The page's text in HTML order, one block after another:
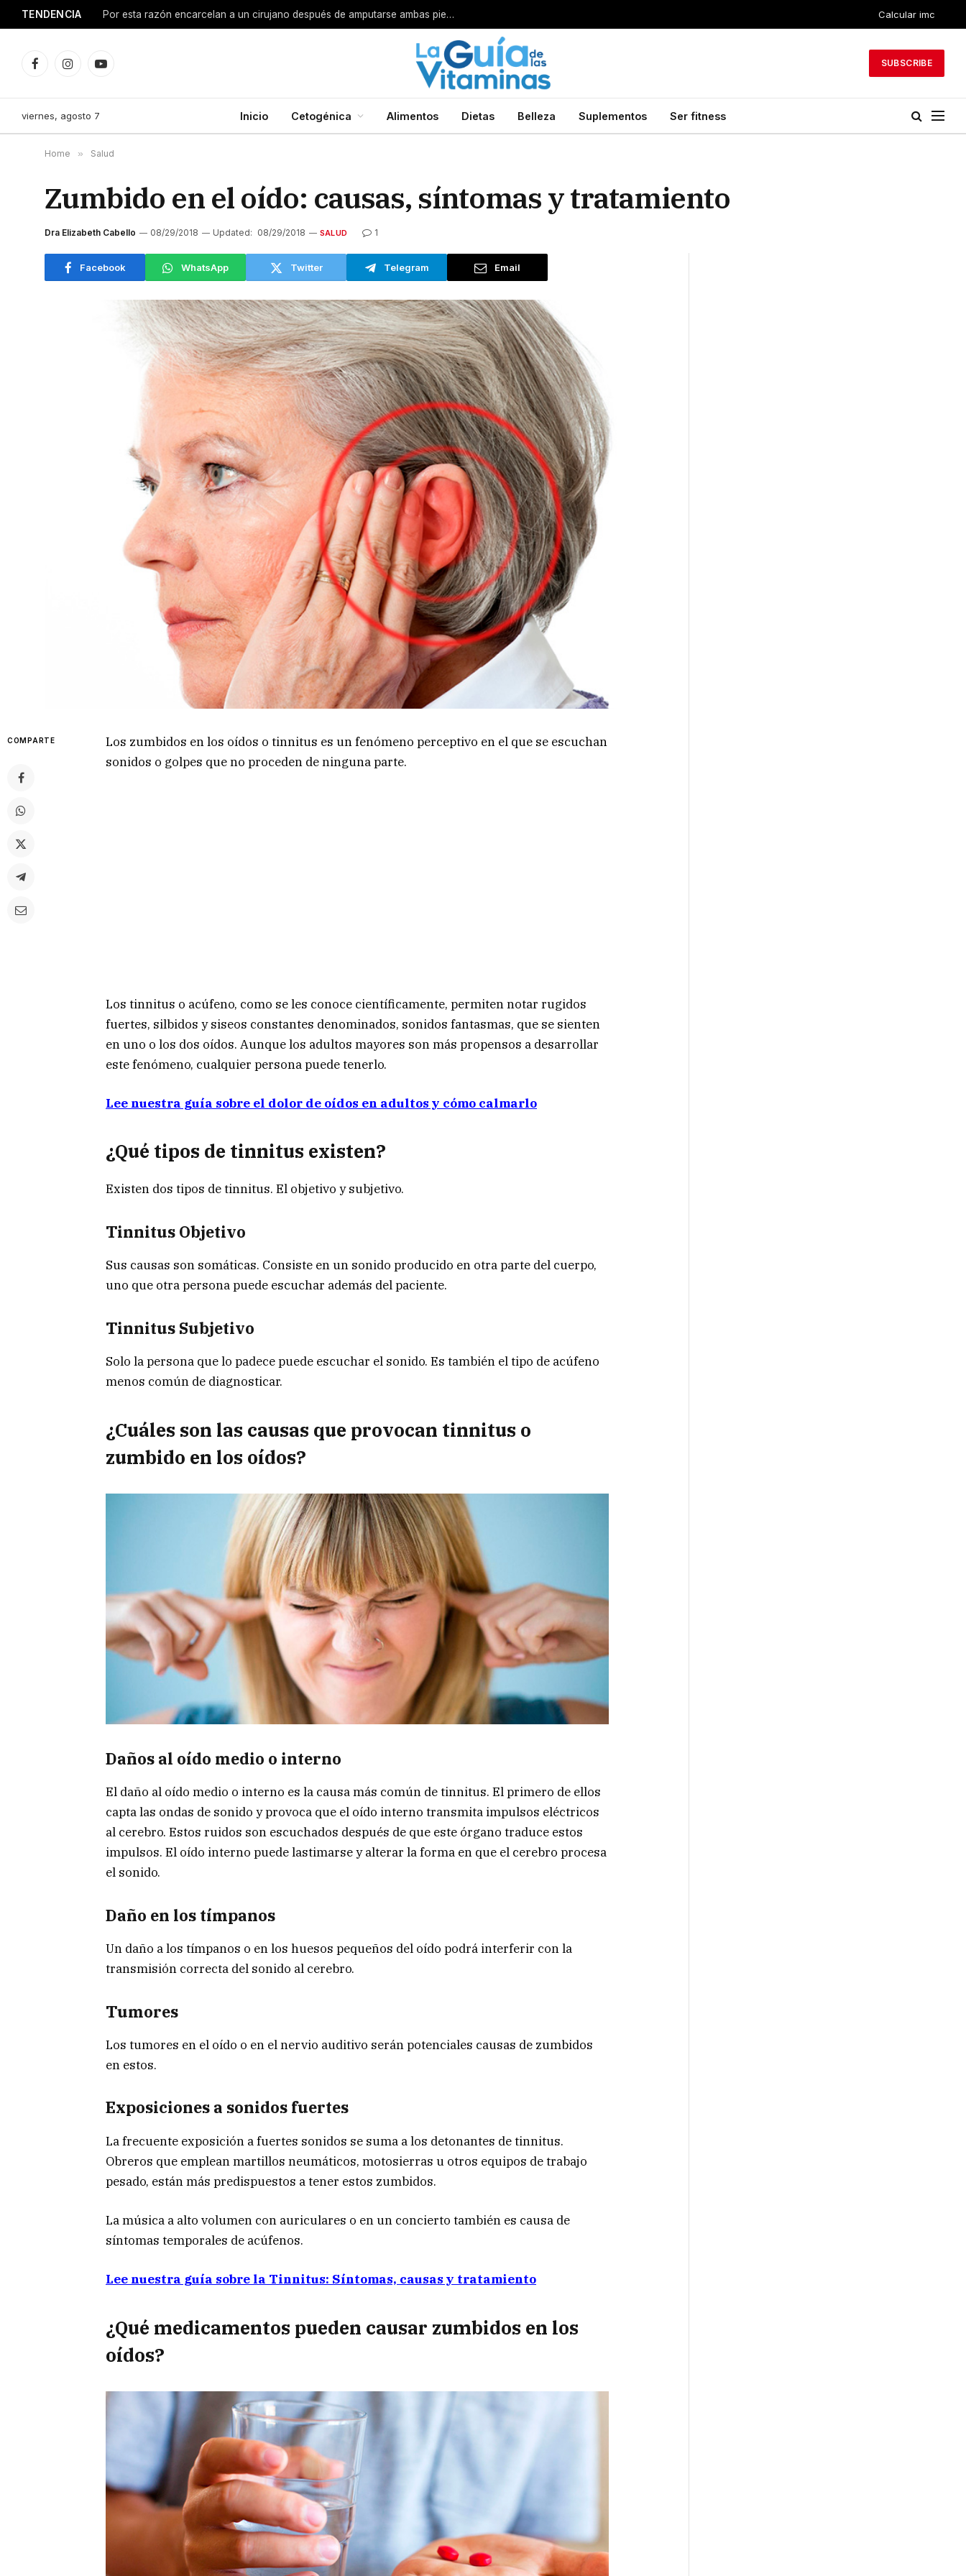
TENDENCIA Por esta razón encarcelan a un cirujano después de amputarse ambas piernas Calcular imc
FacebookInstagramYouTube
SUBSCRIBE
viernes, agosto 7 Inicio Cetogénica Alimentos Dietas Belleza Suplementos Ser fitness
Home » Salud
Zumbido en el oído: causas, síntomas y tratamiento
Dra Elizabeth Cabello 08/29/2018 Updated: 08/29/2018 SALUD 1
Facebook WhatsApp Twitter Telegram Email
COMPARTE
Los zumbidos en los oídos o tinnitus es un fenómeno perceptivo en el que se escuchan
sonidos o golpes que no proceden de ninguna parte.
Los tinnitus o acúfeno, como se les conoce científicamente, permiten notar rugidos
fuertes, silbidos y siseos constantes denominados, sonidos fantasmas, que se sienten
en uno o los dos oídos. Aunque los adultos mayores son más propensos a desarrollar
este fenómeno, cualquier persona puede tenerlo.
Lee nuestra guía sobre el dolor de oídos en adultos y cómo calmarlo
¿Qué tipos de tinnitus existen?
Existen dos tipos de tinnitus. El objetivo y subjetivo.
Tinnitus Objetivo
Sus causas son somáticas. Consiste en un sonido producido en otra parte del cuerpo,
uno que otra persona puede escuchar además del paciente.
Tinnitus Subjetivo
Solo la persona que lo padece puede escuchar el sonido. Es también el tipo de acúfeno
menos común de diagnosticar.
¿Cuáles son las causas que provocan tinnitus o
zumbido en los oídos?
Daños al oído medio o interno
El daño al oído medio o interno es la causa más común de tinnitus. El primero de ellos
capta las ondas de sonido y provoca que el oído interno transmita impulsos eléctricos
al cerebro. Estos ruidos son escuchados después de que este órgano traduce estos
impulsos. El oído interno puede lastimarse y alterar la forma en que el cerebro procesa
el sonido.
Daño en los tímpanos
Un daño a los tímpanos o en los huesos pequeños del oído podrá interferir con la
transmisión correcta del sonido al cerebro.
Tumores
Los tumores en el oído o en el nervio auditivo serán potenciales causas de zumbidos
en estos.
Exposiciones a sonidos fuertes
La frecuente exposición a fuertes sonidos se suma a los detonantes de tinnitus.
Obreros que emplean martillos neumáticos, motosierras u otros equipos de trabajo
pesado, están más predispuestos a tener estos zumbidos.
La música a alto volumen con auriculares o en un concierto también es causa de
síntomas temporales de acúfenos.
Lee nuestra guía sobre la Tinnitus: Síntomas, causas y tratamiento
¿Qué medicamentos pueden causar zumbidos en los
oídos?